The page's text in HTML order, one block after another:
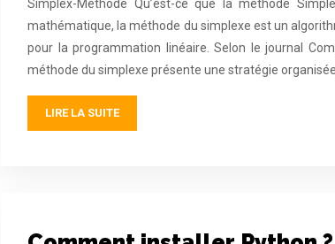
Simplex-Méthode Qu’est-ce que la méthode
mathématique, la méthode du simplexe est un
pour la programmation linéaire. Selon le journal
méthode du simplexe présente une stratégie organisée
LIRE LA SUITE